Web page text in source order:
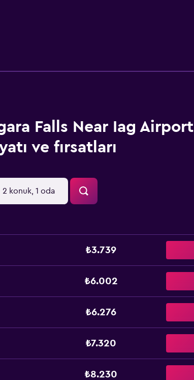
Falls Near Iag Airport
ve fırsatları
2 konuk, 1 oda
₺3.739
₺6.002
₺6.276
₺7.320
₺8.230